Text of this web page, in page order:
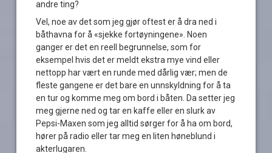
andre ting?
Vel, noe av det som jeg gjør oftest er å dra ned i
båthavna for å «sjekke fortøyningene». Noen
ganger er det en reell begrunnelse, som for
eksempel hvis det er meldt ekstra mye vind eller
nettopp har vært en runde med dårlig vær; men de
fleste gangene er det bare en unnskyldning for å ta
en tur og komme meg om bord i båten. Da setter jeg
meg gjerne ned og tar en kaffe eller en slurk av
Pepsi-Maxen som jeg alltid sørger for å ha om bord,
hører på radio eller tar meg en liten høneblund i
akterlugaren.